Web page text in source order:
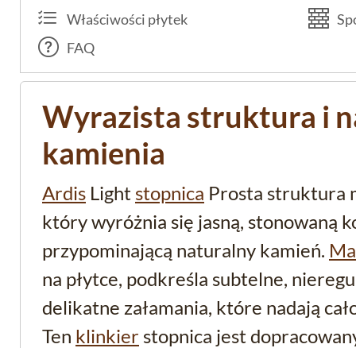
Właściwości płytek
FAQ
Wyrazista struktura i
kamienia
Ardis Light stopnica Prosta struktura
który wyróżnia się jasną, stonowaną
przypominającą naturalny kamień.
na płytce, podkreśla subtelne,
delikatne załamania, które nadają
Ten klinkier stopnica jest